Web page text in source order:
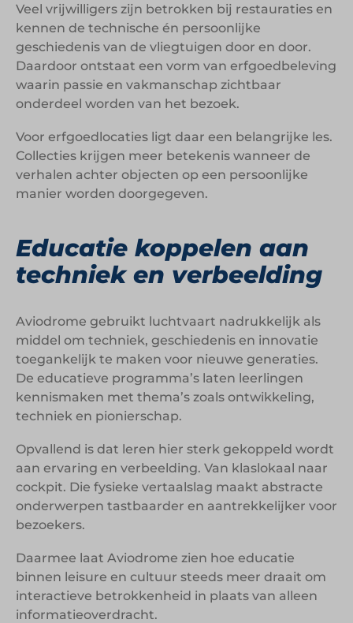
Veel vrijwilligers zijn betrokken bij restauraties en
kennen de technische én persoonlijke
geschiedenis van de vliegtuigen door en door.
Daardoor ontstaat een vorm van erfgoedbeleving
waarin passie en vakmanschap zichtbaar
onderdeel worden van het bezoek.
Voor erfgoedlocaties ligt daar een belangrijke les.
Collecties krijgen meer betekenis wanneer de
verhalen achter objecten op een persoonlijke
manier worden doorgegeven.
Educatie koppelen aan
techniek en verbeelding
Aviodrome gebruikt luchtvaart nadrukkelijk als
middel om techniek, geschiedenis en innovatie
toegankelijk te maken voor nieuwe generaties.
De educatieve programma’s laten leerlingen
kennismaken met thema’s zoals ontwikkeling,
techniek en pionierschap.
Opvallend is dat leren hier sterk gekoppeld wordt
aan ervaring en verbeelding. Van klaslokaal naar
cockpit. Die fysieke vertaalslag maakt abstracte
onderwerpen tastbaarder en aantrekkelijker voor
bezoekers.
Daarmee laat Aviodrome zien hoe educatie
binnen leisure en cultuur steeds meer draait om
interactieve betrokkenheid in plaats van alleen
informatieoverdracht.